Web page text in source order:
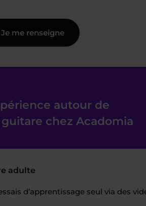
Je me renseigne
autour de
guitare chez Acadomia
adulte
d’apprentissage seul via des